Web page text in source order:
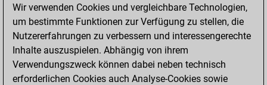
Dienstag, Januar
19, 2021
You won
against Fritz
Fritz
Wir verwenden Cookies und vergleichbare Technologien,
um bestimmte Funktionen zur Verfügung zu stellen, die
Nutzererfahrungen zu verbessern und interessengerechte
Inhalte auszuspielen. Abhängig von ihrem
Verwendungszweck können dabei neben technisch
erforderlichen Cookies auch Analyse-Cookies sowie